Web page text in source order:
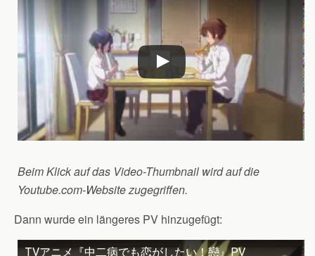
Beim Klick auf das Video-Thumbnail wird auf die
Youtube.com-Website zugegriffen.
Dann wurde ein längeres PV hinzugefügt:
TVアニメ『中二病でも恋がしたい！戀』PV